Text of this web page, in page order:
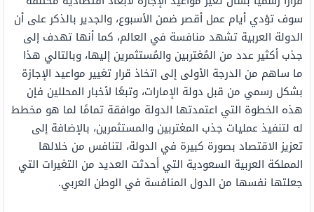
سوف تؤدي أيام عمل أقصر ضمن الأسبوع، والجدير بالذكر على أن
الدولة العربية تشهد منافسة في العالم، كما أنها تهدف إلى
جذب أكثير عدد من المُغتربين والمُستثمرين إليها، وبالتالي هذا
ما ساهم من الدرجة الأولى إلى اتخاذ قرار تغيير مواعيد الإجازة
بشكل رسمي من قبل دولة الإمارات، وتبعًا لأخبار المحللين فإن
هذه الخطوة التي اعتمدتها الدولة موافقة تمامًا لما هو مخطط
له لتنفيذ عمليات جذب المغتربين والمستثمرين، بالإضافة إلى
تعزيز الاقتصاد بصورة كبيرة في الدولة، لتنافس من خلالها
المملكة العربية السعودية التي أحدثت العديد من التغيرات التي
جعلتها نفسها من الدول المنافسة في الوطن العربي.